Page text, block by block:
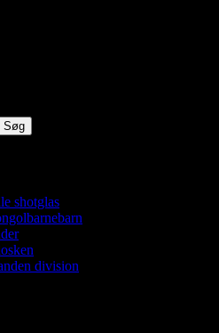
shotglas
division